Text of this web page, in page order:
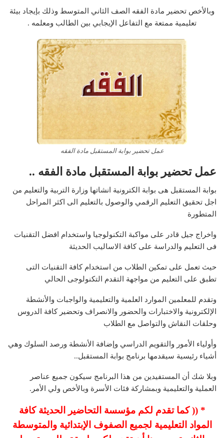
وبالأخص تحضير مادة الفقه الصف الثاني المتوسط وذلك بإيجاد بيئة
تعليمية ممتعة مع التفاعل الإيجابي بين الطالب ومعلمه .
عمل تحضير بوابة المستقبل مادة الفقه
عمل تحضير بوابة المستقبل مادة الفقه ..
بوابة المستقبل هى بوابة الكترونية انشاتها وزارة التربية والتعليم من
اجل تحقيق التعليم الرقمي والوصول بالتعليم الى اكثر المراحل
المتطورة
واخراج جيل قادر على مواكبة التكنولوجيا واستخدام افضل التقنيات
فى التعليم والدراسة على كافة الاساليب الحديثة
حيث تعمل على تمكين الطلاب من استخدام كافة التقنيات التى
تطبق على التعليم من مواجهة التقدم التكنولوجى الحالي
وتقدم للمعلمين الموارد العلمية والتعليمية والواجبات والأنشطة
الإلكترونية والاختبارات والحضور والانصراف وتحضير كافة الدروس
وحلقات النقاش والتواصل مع الطلاب
وأولياء الأمور والتقويم الدراسي وإضافة الأنشطة ورصد السلوك وهي
أشياء رئيسية سيقدمها برنامج بوابة المستقبل..
وبلا شك أن المستفيدين من هذا البرنامج سيكون جميع عناصر
العملية والتعليمية وبمشاركة فئات الأسرة وبالأخص ولي الأمر.
* (( كما تقدم لكم مؤسسة التحاضير الحديثة كافة
المواد التعليمية لجميع الصفوف الإبتدائية والمتوسطة